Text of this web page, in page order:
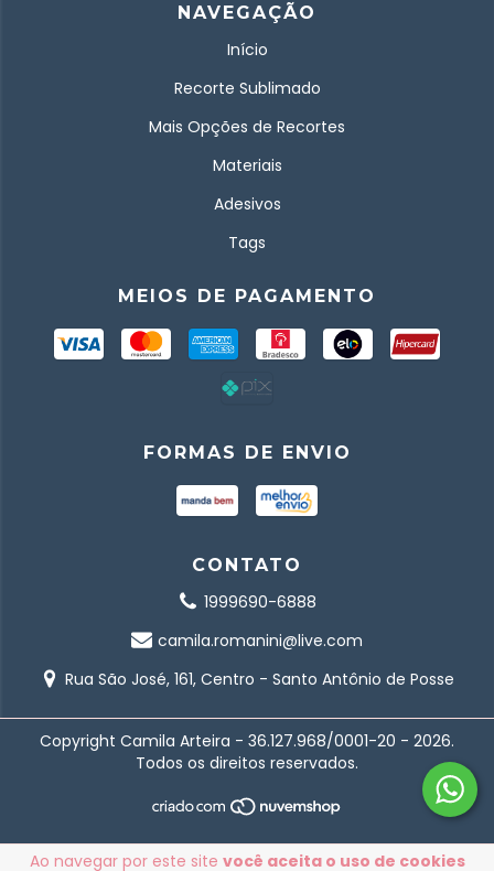
Ao navegar por este site você aceita o uso de cookies
NAVEGAÇÃO
Início
Recorte Sublimado
Mais Opções de Recortes
Materiais
Adesivos
Tags
MEIOS DE PAGAMENTO
FORMAS DE ENVIO
CONTATO
1999690-6888
camila.romanini@live.com
Rua São José, 161, Centro - Santo Antônio de Posse
Copyright Camila Arteira - 36.127.968/0001-20 - 2026.
Todos os direitos reservados.